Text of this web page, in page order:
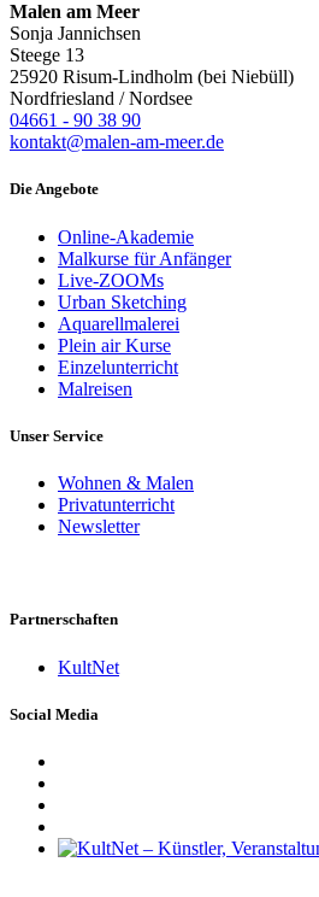
Malen am Meer
Sonja Jannichsen
Steege 13
25920 Risum-Lindholm (bei Niebüll)
Nordfriesland / Nordsee
04661 - 90 38 90
kontakt@malen-am-meer.de
Die Angebote
Online-Akademie
Malkurse für Anfänger
Live-ZOOMs
Urban Sketching
Aquarellmalerei
Plein air Kurse
Einzelunterricht
Malreisen
Unser Service
Wohnen & Malen
Privatunterricht
Newsletter
Partnerschaften
KultNet
Social Media